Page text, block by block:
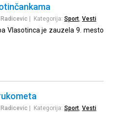
| Kategorija: Sport, Vesti
Vlasotinca je zauzela 9. mesto
| Kategorija: Sport, Vesti